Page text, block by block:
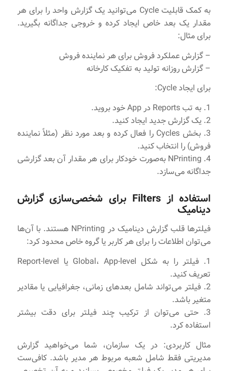
به کمک قابلیت Cycle می‌توانید یک گزارش واحد را برای هر
مقدار یک بعد خاص ایجاد کرده و خروجی جداگانه بگیرید.
برای مثال:
– گزارش عملکرد فروش برای هر نماینده فروش
– گزارش روزانه تولید به تفکیک کارخانه
برای ایجاد Cycle:
1. به تب Reports در App خود بروید.
2. یک گزارش جدید ایجاد کنید.
3. بخش Cycles را فعال کرده و بعد مورد نظر (مثلاً نماینده
فروش) را انتخاب کنید.
4. NPrinting به‌صورت خودکار برای هر مقدار آن بعد گزارشی
جداگانه می‌سازد.
استفاده از Filters برای شخصی‌سازی گزارش
دینامیک
فیلترها قلب گزارش دینامیک در NPrinting هستند. با آن‌ها
می‌توان اطلاعات را برای هر کاربر یا گروه خاص محدود کرد:
1. فیلتر را به شکل Global، App-level یا Report-level
تعریف کنید.
2. فیلتر می‌تواند شامل بعدهای زمانی، جغرافیایی یا مقادیر
متغیر باشد.
3. حتی می‌توان از ترکیب چند فیلتر برای دقت بیشتر
استفاده کرد.
مثال کاربردی: در یک سازمان، شما می‌خواهید گزارش
مدیریتی فقط شامل شعبه مربوط هر مدیر باشد. کافی‌ست